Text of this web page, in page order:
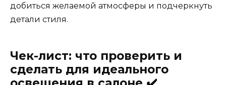
добиться желаемой атмосферы и подчеркнуть
детали стиля.
Чек-лист: что проверить и
сделать для идеального